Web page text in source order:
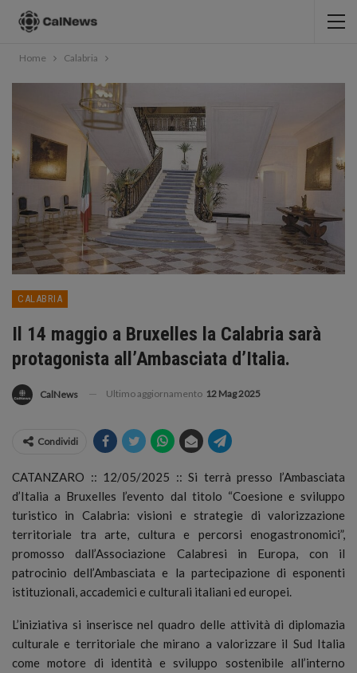
Home Calabria
CALABRIA
Il 14 maggio a Bruxelles la Calabria sarà
protagonista all’Ambasciata d’Italia.
CalNews Ultimo aggiornamento 12 Mag 2025
Condividi
CATANZARO :: 12/05/2025 :: Si terrà presso l’Ambasciata
d’Italia a Bruxelles l’evento dal titolo “Coesione e sviluppo
turistico in Calabria: visioni e strategie di valorizzazione
territoriale tra arte, cultura e percorsi enogastronomici”,
promosso dall’Associazione Calabresi in Europa, con il
patrocinio dell’Ambasciata e la partecipazione di esponenti
istituzionali, accademici e culturali italiani ed europei.
L’iniziativa si inserisce nel quadro delle attività di diplomazia
culturale e territoriale che mirano a valorizzare il Sud Italia
come motore di identità e sviluppo sostenibile all’interno